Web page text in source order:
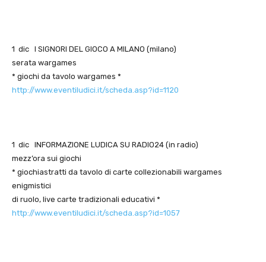
1 dic I SIGNORI DEL GIOCO A MILANO (milano)
serata wargames
* giochi da tavolo wargames *
http://www.eventiludici.it/scheda.asp?id=1120
1 dic INFORMAZIONE LUDICA SU RADIO24 (in radio)
mezz’ora sui giochi
* giochiastratti da tavolo di carte collezionabili wargames
enigmistici
di ruolo, live carte tradizionali educativi *
http://www.eventiludici.it/scheda.asp?id=1057